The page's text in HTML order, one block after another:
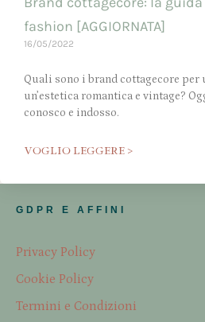
fashion [AGGIORNATA]
16/05/2022
Quali sono i brand cottagecore per
un’estetica romantica e vintage?
conosco e indosso.
VOGLIO LEGGERE >
GDPR E AFFINI
Privacy Policy
Cookie Policy
Termini e Condizioni